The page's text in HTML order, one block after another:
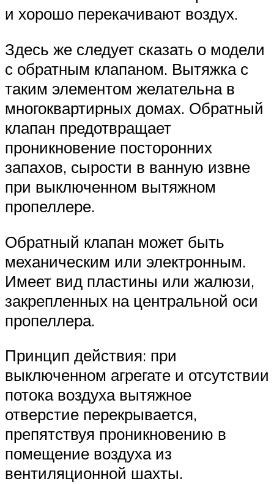
и хорошо перекачивают воздух.
Здесь же следует сказать о модели
с обратным клапаном. Вытяжка с
таким элементом желательна в
многоквартирных домах. Обратный
клапан предотвращает
проникновение посторонних
запахов, сырости в ванную извне
при выключенном вытяжном
пропеллере.
Обратный клапан может быть
механическим или электронным.
Имеет вид пластины или жалюзи,
закрепленных на центральной оси
пропеллера.
Принцип действия: при
выключенном агрегате и отсутствии
потока воздуха вытяжное
отверстие перекрывается,
препятствуя проникновению в
помещение воздуха из
вентиляционной шахты.